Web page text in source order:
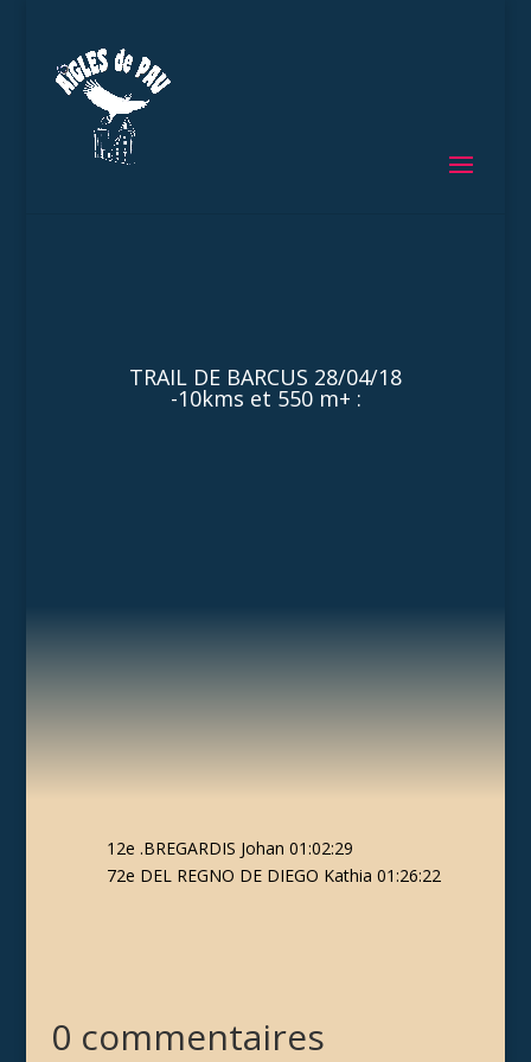
TRAIL DE BARCUS 28/04/18
-10kms et 550 m+ :
12e .BREGARDIS Johan 01:02:29
72e DEL REGNO DE DIEGO Kathia 01:26:22
0 commentaires